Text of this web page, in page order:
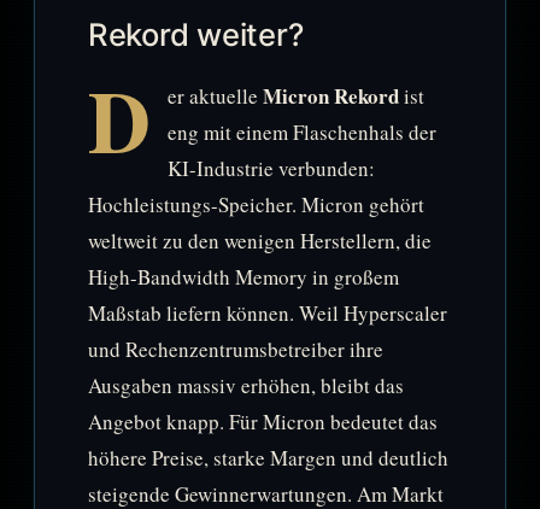
Rekord weiter?
D er aktuelle Micron Rekordist
eng mit einem Flaschenhals der
KI-Industrie verbunden:
Hochleistungs-Speicher. Micron gehört
weltweit zu den wenigen Herstellern, die
High-Bandwidth Memory in großem
Maßstab liefern können. Weil Hyperscaler
und Rechenzentrumsbetreiber ihre
Ausgaben massiv erhöhen, bleibt das
Angebot knapp. Für Micron bedeutet das
höhere Preise, starke Margen und deutlich
steigende Gewinnerwartungen. Am Markt